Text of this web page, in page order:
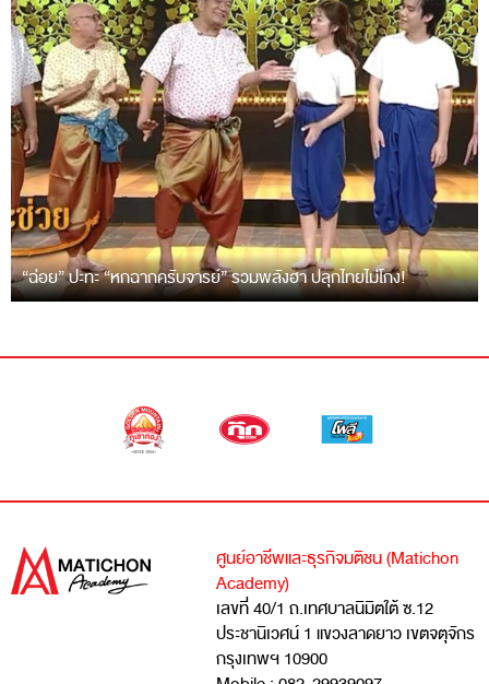
“ฉ่อย” ปะทะ “หกฉากครับจารย์” รวมพลังฮา ปลุกไทยไม่โกง!
ศูนย์อาชีพและธุรกิจมติชน (Matichon
Academy)
เลขที่ 40/1 ถ.เทศบาลนิมิตใต้ ซ.12
ประชานิเวศน์ 1 แขวงลาดยาว เขตจตุจักร
กรุงเทพฯ 10900